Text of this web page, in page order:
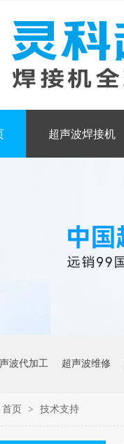
超声波焊接机
波代加工 超声波维修
首页 > 技术支持